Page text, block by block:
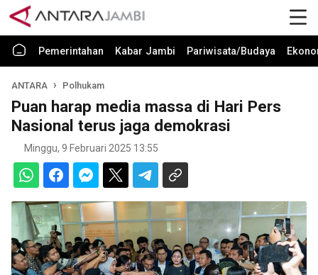
Pemerintahan Kabar Jambi Pariwisata/Budaya
ANTARA Polhukam
Puan harap media massa di Hari Pers
Nasional terus jaga demokrasi
Minggu, 9 Februari 2025 13:55